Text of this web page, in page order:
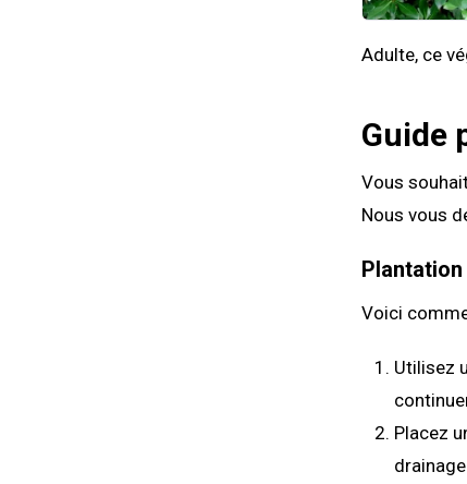
Adulte, ce
Guide
Vous
Nous vous
Voici
Utilisez
Placez